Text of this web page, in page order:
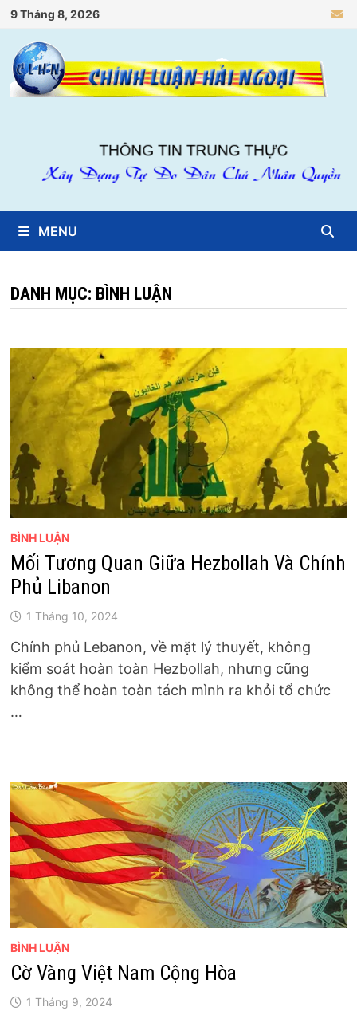
Skip
to
content
9 Tháng 8, 2026
MENU
DANH MỤC: BÌNH LUẬN
BÌNH LUẬN
Mối Tương Quan Giữa Hezbollah Và Chính
Phủ Libanon
1 Tháng 10, 2024
Chính phủ Lebanon, về mặt lý thuyết, không
kiểm soát hoàn toàn Hezbollah, nhưng cũng
không thể hoàn toàn tách mình ra khỏi tổ chức
…
BÌNH LUẬN
Cờ Vàng Việt Nam Cộng Hòa
1 Tháng 9, 2024